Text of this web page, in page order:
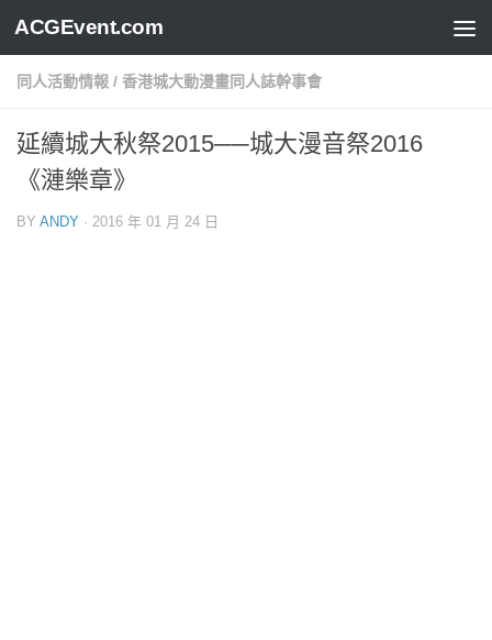
ACGEvent.com
同人活動情報 / 香港城大動漫畫同人誌幹事會
延續城大秋祭2015──城大漫音祭2016
《漣樂章》
BY ANDY · 2016 年 01 月 24 日